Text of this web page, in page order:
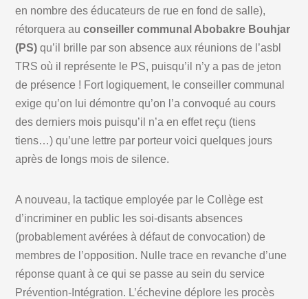
en nombre des éducateurs de rue en fond de salle),
rétorquera auconseiller communal Abobakre Bouhjar
(PS) qu’il brille par son absence aux réunions de l’asbl
TRS où il représente le PS, puisqu’il n’y a pas de jeton
de présence ! Fort logiquement, le conseiller communal
exige qu’on lui démontre qu’on l’a convoqué au cours
des derniers mois puisqu’il n’a en effet reçu (tiens
tiens…) qu’une lettre par porteur voici quelques jours
après de longs mois de silence.
A nouveau, la tactique employée par le Collège est
d’incriminer en public les soi-disants absences
(probablement avérées à défaut de convocation) de
membres de l’opposition. Nulle trace en revanche d’une
réponse quant à ce qui se passe au sein du service
Prévention-Intégration. L’échevine déplore les procès